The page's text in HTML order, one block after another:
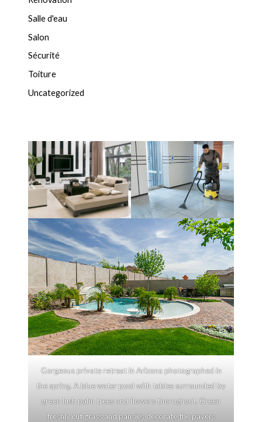
Salle d'eau
Salon
Sécurité
Toiture
Uncategorized
Gorgeous private retreat in Arizona photographed in
the spring. A blue water pool with tables surrounded by
green lush palm trees and flowers thorughout. Green
freshly cut grass and pansies decorate the pavers